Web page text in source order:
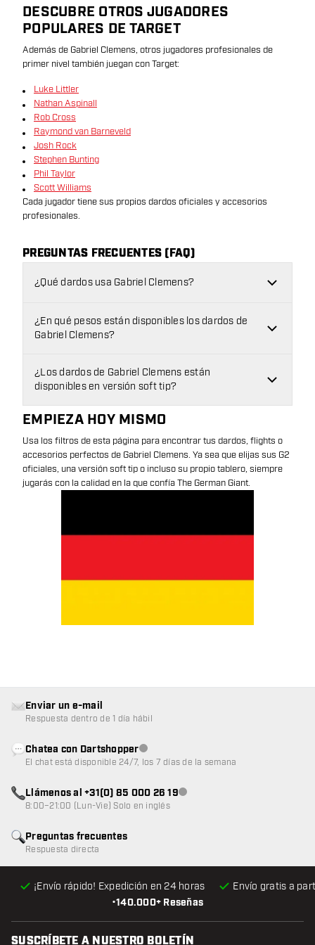
DESCUBRE OTROS JUGADORES
POPULARES DE TARGET
Además de Gabriel Clemens, otros jugadores profesionales de
primer nivel también juegan con Target:
Luke Littler
Nathan Aspinall
Rob Cross
Raymond van Barneveld
Josh Rock
Stephen Bunting
Phil Taylor
Scott Williams
Cada jugador tiene sus propios dardos oficiales y accesorios
profesionales.
PREGUNTAS FRECUENTES (FAQ)
¿Qué dardos usa Gabriel Clemens?
¿En qué pesos están disponibles los dardos de
Gabriel Clemens?
¿Los dardos de Gabriel Clemens están
disponibles en versión soft tip?
EMPIEZA HOY MISMO
Usa los filtros de esta página para encontrar tus dardos, flights o
accesorios perfectos de Gabriel Clemens. Ya sea que elijas sus G2
oficiales, una versión soft tip o incluso su propio tablero, siempre
jugarás con la calidad en la que confía The German Giant.
•140.000+ Reseñas
¡Envío rápido! Expedición en 24 horas Envío gratis a
Preguntas frecuentes
Respuesta directa
Enviar un e-mail
Respuesta dentro de 1 día hábil
Chatea con DartshopperAtención al cliente no disponible
El chat está disponible 24/7, los 7 días de la semana
Llámenos al +31(0) 85 000 26 19Atención al cliente no disponible
8:00–21:00 (Lun-Vie) Solo en inglés
SUSCRÍBETE A NUESTRO BOLETÍN